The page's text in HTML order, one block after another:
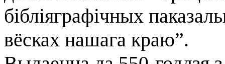
бібліяграфічных
вёсках нашага краю”.